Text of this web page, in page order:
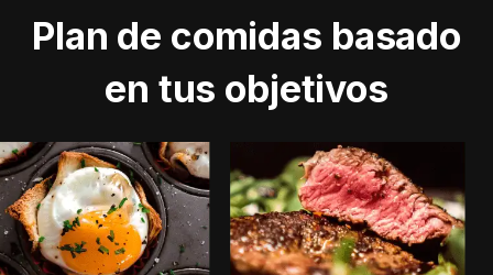
Plan de comidas basado
en tus objetivos